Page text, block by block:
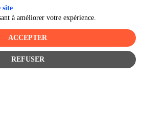
site
à améliorer votre expérience.
ACCEPTER
REFUSER